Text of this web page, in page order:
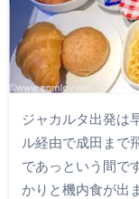
ジャカルタ出発は
ル経由で成田まで
であっという間で
かりと機内食が出